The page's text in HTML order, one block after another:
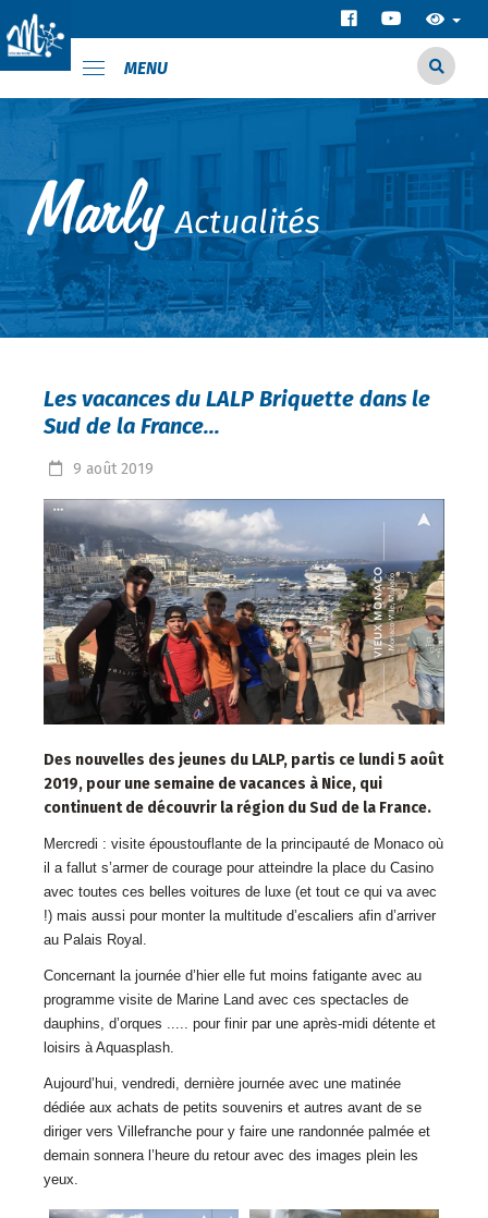
MENU
Actualités
Les vacances du LALP Briquette dans le
Sud de la France...
9 août 2019
Des nouvelles des jeunes du LALP, partis ce lundi 5 août
2019, pour une semaine de vacances à Nice, qui
continuent de découvrir la région du Sud de la France.
Mercredi : visite époustouflante de la principauté de Monaco où
il a fallut s’armer de courage pour atteindre la place du Casino
avec toutes ces belles voitures de luxe (et tout ce qui va avec
!) mais aussi pour monter la multitude d’escaliers afin d’arriver
au Palais Royal.
Concernant la journée d’hier elle fut moins fatigante avec au
programme visite de Marine Land avec ces spectacles de
dauphins, d’orques ..... pour finir par une après-midi détente et
loisirs à Aquasplash.
Aujourd’hui, vendredi, dernière journée avec une matinée
dédiée aux achats de petits souvenirs et autres avant de se
diriger vers Villefranche pour y faire une randonnée palmée et
demain sonnera l’heure du retour avec des images plein les
yeux.